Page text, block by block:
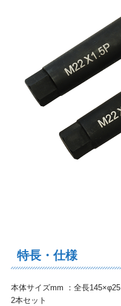
特長・仕様
本体サイズmm ：全長145×φ25
2本セット